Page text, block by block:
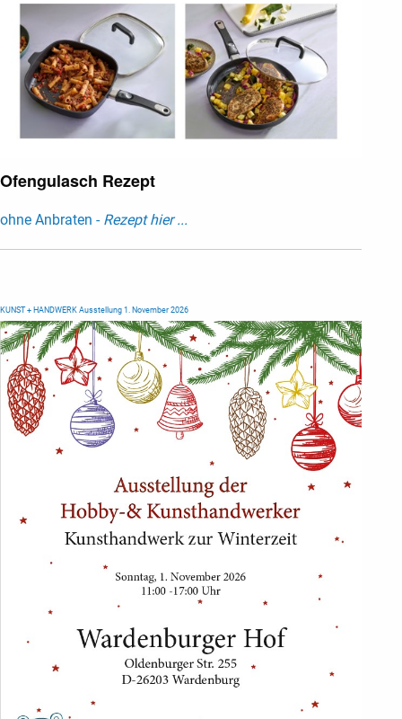
Ofengulasch Rezept
ohne Anbraten - Rezept hier ...
KUNST + HANDWERK Ausstellung 1. November 2026